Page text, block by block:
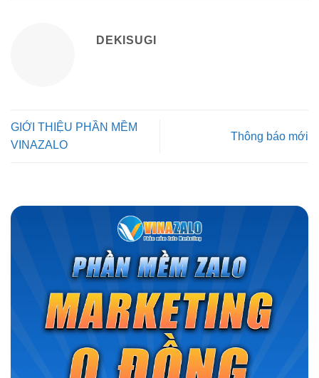
DEKISUGI
GIỚI THIỆU PHẦN MỀM
VINAZALO
Thông báo mới